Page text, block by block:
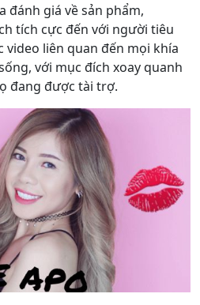
đánh giá về sản phẩm,
tích cực đến với người tiêu
video liên quan đến mọi khía
với mục đích xoay quanh
đang được tài trợ.